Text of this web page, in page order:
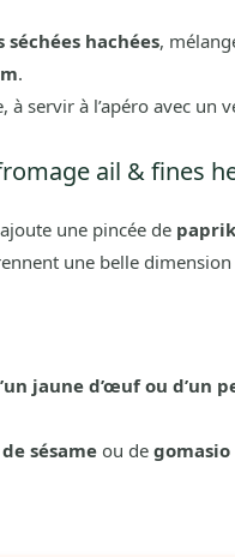
hachées,
.
servir à l’apéro avec un
ail & fines
une pincée de
une belle dimension
jaune d’œuf ou d’un
sésameou de gomasio